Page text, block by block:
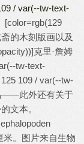
/ var(--tw-text-
[color=rgb(129
的木刻版画以及
克里·詹姆
tw-text-
109 / var(--tw-
——此外还有关于
文本。
米。图片来自生物